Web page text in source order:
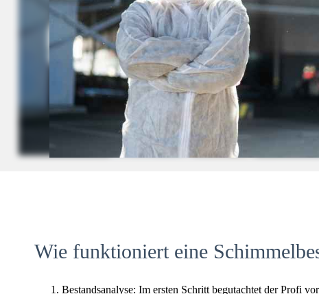
Wie funktioniert eine
Bestandsanalyse: Im ersten Schritt begutachtet der Profi